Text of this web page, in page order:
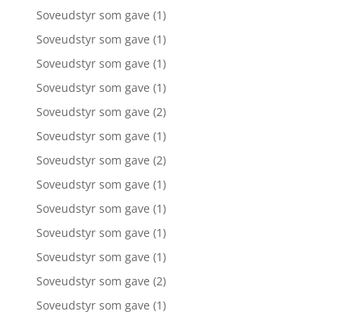
Soveudstyr som gave (1)
Soveudstyr som gave (1)
Soveudstyr som gave (1)
Soveudstyr som gave (1)
Soveudstyr som gave (2)
Soveudstyr som gave (1)
Soveudstyr som gave (2)
Soveudstyr som gave (1)
Soveudstyr som gave (1)
Soveudstyr som gave (1)
Soveudstyr som gave (1)
Soveudstyr som gave (2)
Soveudstyr som gave (1)